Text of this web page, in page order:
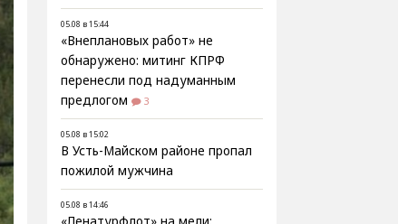
05.08 в 15:44
«Внеплановых работ» не
обнаружено: митинг КПРФ
перенесли под надуманным
предлогом
3
05.08 в 15:02
В Усть-Майском районе пропал
пожилой мужчина
05.08 в 14:46